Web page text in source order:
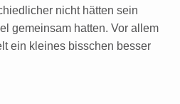
nicht hätten sein
gemeinsam hatten. Vor allem
ein kleines bisschen besser